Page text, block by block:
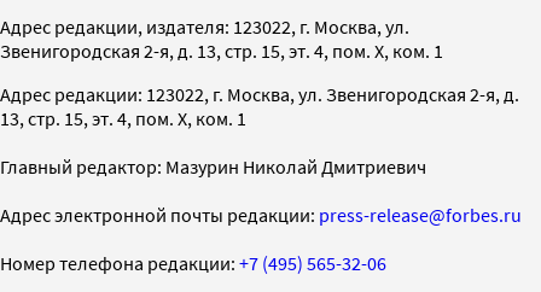
Адрес редакции, издателя: 123022, г. Москва, ул.
Звенигородская 2-я, д. 13, стр. 15, эт. 4, пом. X, ком. 1
Адрес редакции: 123022, г. Москва, ул. Звенигородская 2-я, д.
13, стр. 15, эт. 4, пом. X, ком. 1
Главный редактор: Мазурин Николай Дмитриевич
Адрес электронной почты редакции: press-release@forbes.ru
Номер телефона редакции: +7 (495) 565-32-06